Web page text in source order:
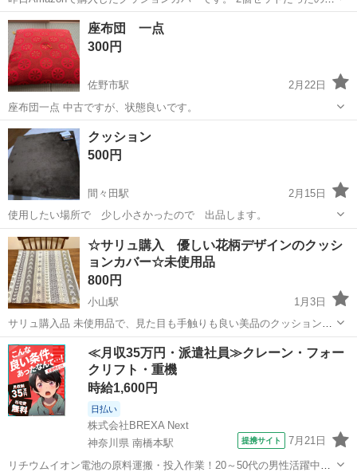
で、１つ使っていただける方にお譲りいたします。
栃木 下都賀郡 おもちゃのまち駅
Amazon
座布団 一点
300円
佐野市駅
2月22日
座布団一点 中古ですが、状態良いです。
栃木 佐野市
クッション
500円
間々田駅
2月15日
使用したい場所で 少し小さかったので 出品します。
栃木 小山市 間々田駅 ファブリック、カバー
☆サリュ購入 優しい花柄デザインのクッシ
ョンカバー☆未使用品
800円
小山駅
1月3日
サリュ購入品 未使用品で、見た目も手触りも良い美品のクッションカ
バーです☺︎ 袋はありませんが、清潔なクローゼットで保管しておりま
した。 北欧風な優しく落ち着いたお花柄刺繍が特徴の可愛いクッショ
ンカバーで、北欧スタイル...
栃木 小山市 小山駅 ファブリック、カバー
≪月収35万円・派遣社員≫クレーン・フォー
クリフト・重機
時給1,600円
日払い
株式会社BREXA Next
神奈川県 南橋本駅
提携サイト 7月21日
リチウムイオン電池の原料運搬・投入作業！20～50代の男性活躍中★